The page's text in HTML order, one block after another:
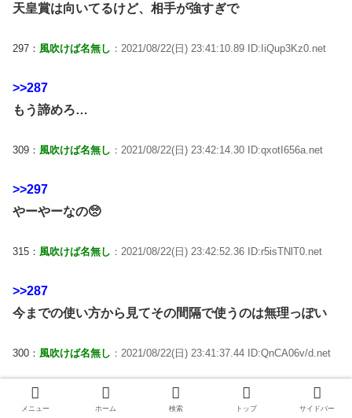
天皇賞は向いてるけど、相手が強すぎで
297： 風吹けば名無し ：2021/08/22(日) 23:41:10.89 ID:IiQup3Kz0.net
>>287
もう諦めろ…
309： 風吹けば名無し ：2021/08/22(日) 23:42:14.30 ID:qxotI656a.net
>>297
やーやーなの🥺
315： 風吹けば名無し ：2021/08/22(日) 23:42:52.36 ID:r5isTNlT0.net
>>287
今までの使い方から見てその間隔で使うのは無理っぽい
300： 風吹けば名無し ：2021/08/22(日) 23:41:37.44 ID:QnCA06v/d.net
サトノフラッグもマイラプソディもいれて4強だとキャッ
キャッしてたのになぁ…
メニュー ホーム 検索 トップ サイドバー